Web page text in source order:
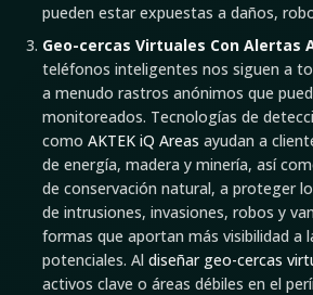
pueden estar expuestas a daños,
Geo-cercas Virtuales Con Alertas
teléfonos inteligentes nos siguen a
a menudo rastros anónimos que
monitoreados. Tecnologías de
comoAKTEK iQ Areas ayudan a
de energía, madera y minería, así
de conservación natural, a proteger
de intrusiones, invasiones, robos y
formas que aportan más visibilidad a
potenciales. Aldiseñar geo-cercas
activos clave o áreas débiles en el